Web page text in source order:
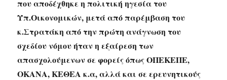
που αποδέχθηκε η πολιτική ηγεσία του
Υπ.Οικονομικών, μετά από παρέμβαση του
κ.Στρατάκη από την πρώτη ανάγνωση του
σχεδίου νόμου ήταν η εξαίρεση των
απασχολούμενων σε φορείς όπως ΟΠΕΚΕΠΕ,
ΟΚΑΝΑ, ΚΕΘΕΑ κ.α, αλλά και σε ερευνητικούς